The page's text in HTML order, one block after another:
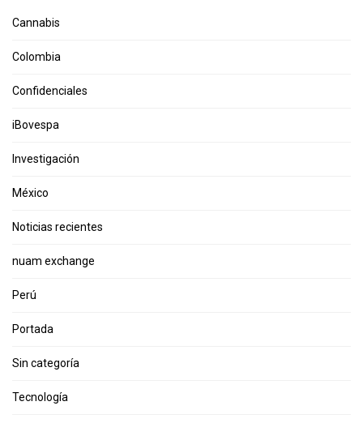
Cannabis
Colombia
Confidenciales
iBovespa
Investigación
México
Noticias recientes
nuam exchange
Perú
Portada
Sin categoría
Tecnología